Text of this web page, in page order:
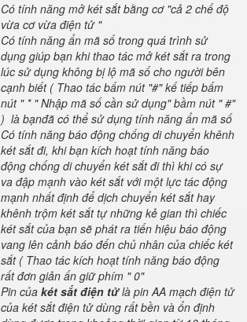
Có tính năng mở két sắt bằng cơ "cả 2 chế độ
vừa cơ vừa điện tử "
Có tính năng ẩn mã số trong quá trình sử
dụng giúp bạn khi thao tác mở két sắt ra trong
lúc sử dụng không bị lộ mã số cho người bên
cạnh biết ( Thao tác bấm nút "#" kế tiếp bấm
nút " * " Nhập mã số cần sử dụng" bầm nút " #"
) là bạnđã có thể sử dụng tính năng ẩn mã số
Có tính năng báo động chống di chuyển khênh
két sắt đi, khi bạn kích hoạt tính năng báo
động chống di chuyển két sắt đi thì khi có sự
va đập mạnh vào két sắt với một lực tác động
mạnh nhất định để dịch chuyển két sắt hay
khênh trộm két sắt tự những kẻ gian thì chiếc
két sắt của bạn sẽ phát ra tiến hiệu báo động
vang lên cảnh báo đến chủ nhân của chiếc két
sắt ( Thao tác kích hoạt tính năng báo động
rất đơn giản ấn giữ phím " 0"
Pin của két sắt điện tửlà pin AA mạch điện tử
của két sắt điện tử dùng rất bền và ổn định